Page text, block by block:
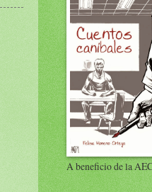
A beneficio de la